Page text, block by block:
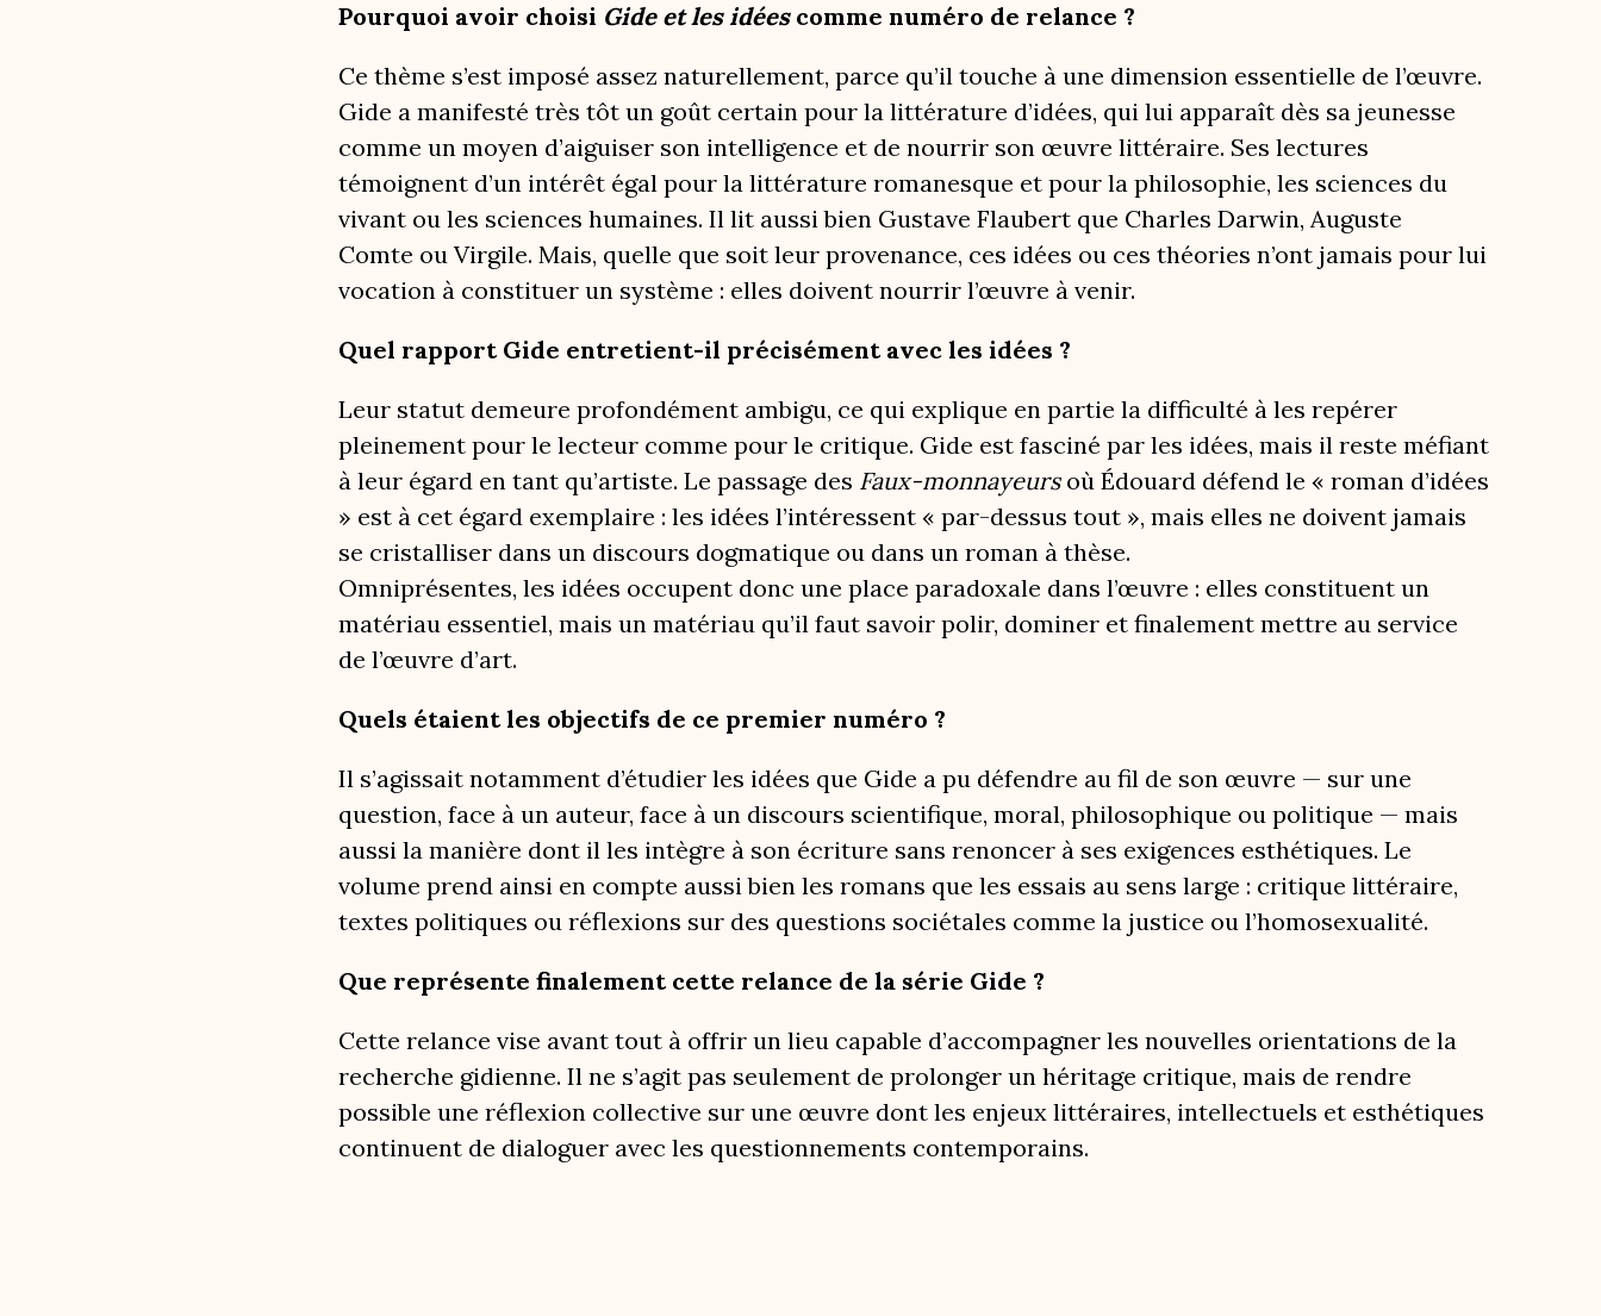
Pourquoi avoir choisi Gide et les idéescomme numéro de relance ?
Ce thème s’est imposé assez naturellement, parce qu’il touche à une dimension essentielle de l’œuvre.
Gide a manifesté très tôt un goût certain pour la littérature d’idées, qui lui apparaît dès sa jeunesse
comme un moyen d’aiguiser son intelligence et de nourrir son œuvre littéraire. Ses lectures
témoignent d’un intérêt égal pour la littérature romanesque et pour la philosophie, les sciences du
vivant ou les sciences humaines. Il lit aussi bien Gustave Flaubert que Charles Darwin, Auguste
Comte ou Virgile. Mais, quelle que soit leur provenance, ces idées ou ces théories n’ont jamais pour lui
vocation à constituer un système : elles doivent nourrir l’œuvre à venir.
Quel rapport Gide entretient-il précisément avec les idées ?
Leur statut demeure profondément ambigu, ce qui explique en partie la difficulté à les repérer
pleinement pour le lecteur comme pour le critique. Gide est fasciné par les idées, mais il reste méfiant
à leur égard en tant qu’artiste. Le passage des Faux-monnayeursoù Édouard défend le « roman d’idées
» est à cet égard exemplaire : les idées l’intéressent « par-dessus tout », mais elles ne doivent jamais
se cristalliser dans un discours dogmatique ou dans un roman à thèse.
Omniprésentes, les idées occupent donc une place paradoxale dans l’œuvre : elles constituent un
matériau essentiel, mais un matériau qu’il faut savoir polir, dominer et finalement mettre au service
de l’œuvre d’art.
Quels étaient les objectifs de ce premier numéro ?
Il s’agissait notamment d’étudier les idées que Gide a pu défendre au fil de son œuvre — sur une
question, face à un auteur, face à un discours scientifique, moral, philosophique ou politique — mais
aussi la manière dont il les intègre à son écriture sans renoncer à ses exigences esthétiques. Le
volume prend ainsi en compte aussi bien les romans que les essais au sens large : critique littéraire,
textes politiques ou réflexions sur des questions sociétales comme la justice ou l’homosexualité.
Que représente finalement cette relance de la série Gide ?
Cette relance vise avant tout à offrir un lieu capable d’accompagner les nouvelles orientations de la
recherche gidienne. Il ne s’agit pas seulement de prolonger un héritage critique, mais de rendre
possible une réflexion collective sur une œuvre dont les enjeux littéraires, intellectuels et esthétiques
continuent de dialoguer avec les questionnements contemporains.